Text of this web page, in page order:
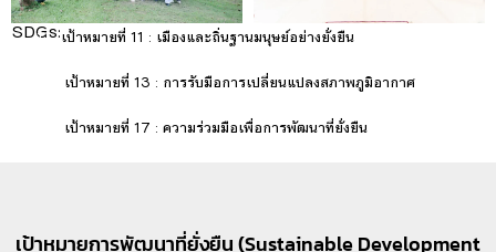
SDGs:
11 เป้าหมายที่ 11 : เมืองและถิ่นฐานมนุษย์อย่างยั่งยืน
เป้าหมายที่ 13 : การรับมือการเปลี่ยนแปลงสภาพภูมิอากาศ
เป้าหมายที่ 17 : ความร่วมมือเพื่อการพัฒนาที่ยั่งยืน
เป้าหมายการพัฒนาที่ยั่งยืน (Sustainable Development